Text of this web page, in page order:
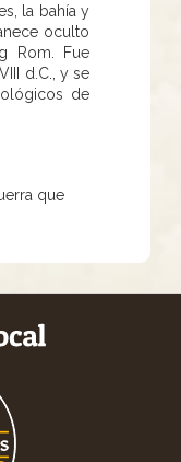
la bahía y
oculto
Rom. Fue
d.C., y se
de
que